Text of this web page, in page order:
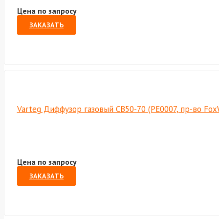
Цена по запросу
ЗАКАЗАТЬ
Varteg Диффузор газовый СВ50-70 (РЕ0007, пр-во
Цена по запросу
ЗАКАЗАТЬ